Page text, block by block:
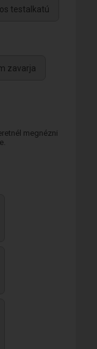
testalkatú
zavarja
megnézni